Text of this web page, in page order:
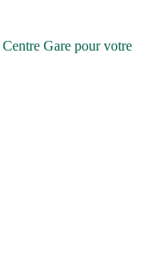
Gare pour votre